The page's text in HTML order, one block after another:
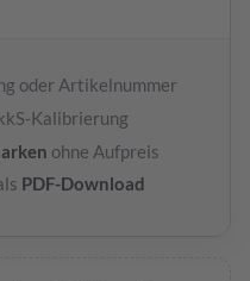
oder Artikelnummer
Kalibrierung
ohne Aufpreis
PDF-Download